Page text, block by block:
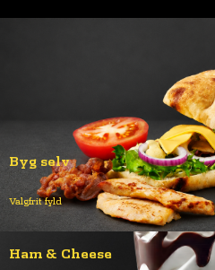
Byg selv
Valgfrit fyld
Ham & Cheese